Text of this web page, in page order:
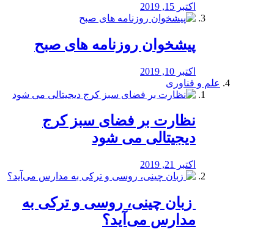
اکتبر 15, 2019
پیشخوان روزنامه های صبح
اکتبر 10, 2019
علم و فناوری
نظارت بر فضای سبز کرج
دیجیتالی می شود
اکتبر 21, 2019
️ زبان چینی، روسی و ترکی به
مدارس می‌آید؟